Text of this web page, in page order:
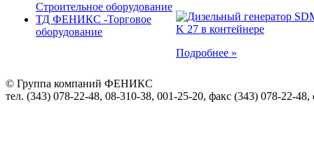
Строительное оборудование
ТД ФЕНИКС -Торговое
оборудование
Подробнее »
© Группа компаний ФЕНИКС
тел. (343) 078-22-48, 08-310-38, 001-25-20, факс (343) 078-22-